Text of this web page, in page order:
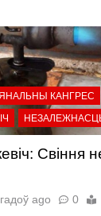
КАНГРЕС
Свіння
ago 0